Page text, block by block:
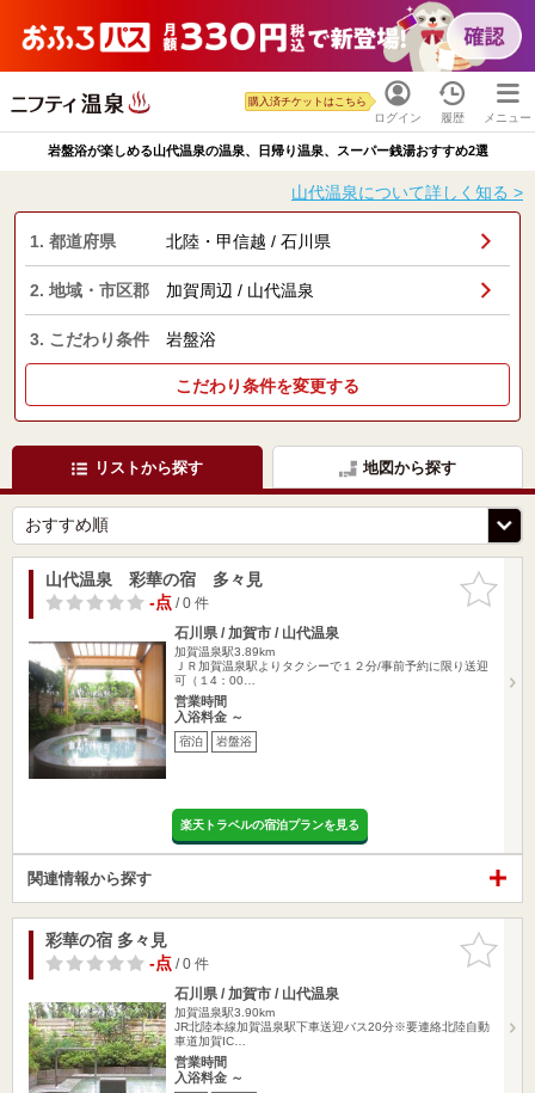
ログイン
購入済チケットはこちら
履歴 メニュー
岩盤浴が楽しめる山代温泉の温泉、日帰り温泉、スーパー銭湯おすすめ2選
山代温泉について詳しく知る >
1. 都道府県 北陸・甲信越 / 石川県
2. 地域・市区郡 加賀周辺 / 山代温泉
3. こだわり条件 岩盤浴
こだわり条件を変更する
リストから探す 地図から探す
お気に入
りに追加
山代温泉 彩華の宿 多々見
-点/ 0 件
石川県 / 加賀市 / 山代温泉
加賀温泉駅3.89km
ＪＲ加賀温泉駅よりタクシーで１２分/事前予約に限り送迎
可（１4：00…
営業時間
入浴料金 ～
宿泊 岩盤浴
楽天トラベルの宿泊プランを見る
関連情報から探す
お気に入
りに追加
彩華の宿 多々見
-点/ 0 件
石川県 / 加賀市 / 山代温泉
加賀温泉駅3.90km
JR北陸本線加賀温泉駅下車送迎バス20分※要連絡北陸自動
車道加賀IC…
営業時間
入浴料金 ～